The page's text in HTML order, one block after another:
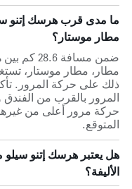
ما مدى قرب هرسك إتنو
مطار موستار؟
ضمن
ذلك على حركة المرور.
المرور بالقرب من
حركة مرور أعلى من
المتوقع.
هل يعتبر هرسك إتنو سيلو
الأليفة؟